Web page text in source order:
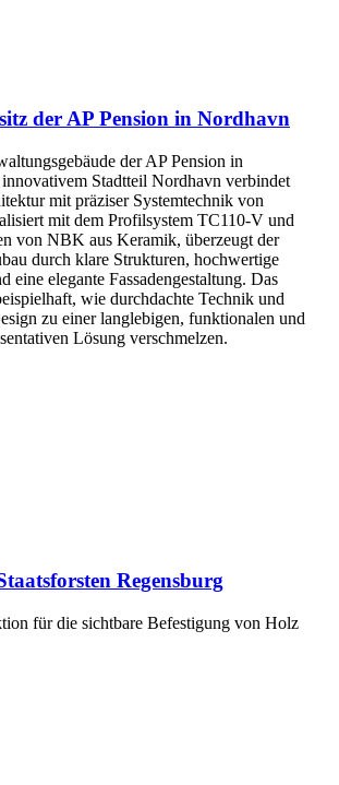
der AP Pension in Nordhavn
der AP Pension in
Stadtteil Nordhavn verbindet
mit präziser Systemtechnik von
mit dem Profilsystem TC110-V und
von NBK aus Keramik, überzeugt der
durch klare Strukturen, hochwertige
eine elegante Fassadengestaltung. Das
wie durchdachte Technik und
zu einer langlebigen, funktionalen und
Lösung verschmelzen.
Regensburg
für die sichtbare Befestigung von Holz